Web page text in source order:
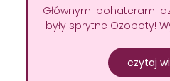
Głównymi bohaterami
były sprytne Ozoboty!
czytaj